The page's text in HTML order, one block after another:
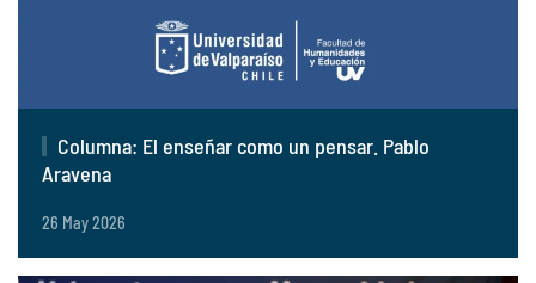
Columna: El enseñar como un pensar. Pablo
Aravena
26 May 2026